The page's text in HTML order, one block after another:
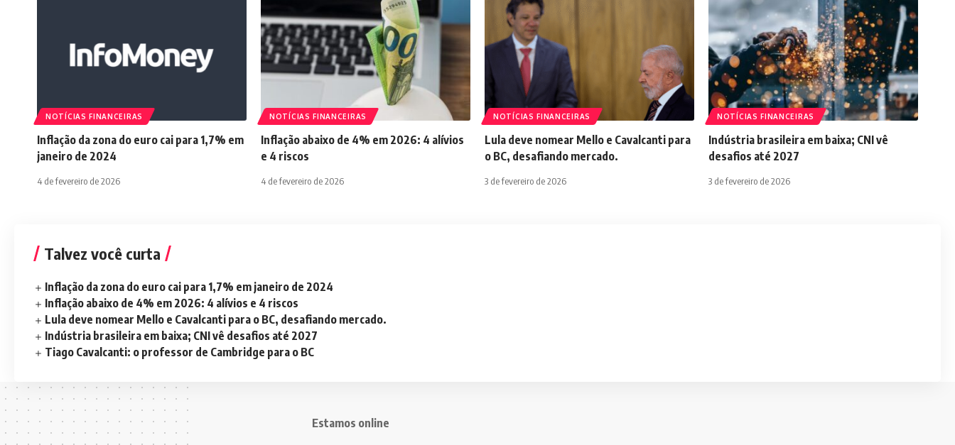
NOTÍCIAS FINANCEIRAS
Inflação da zona do euro cai para 1,7% em
janeiro de 2024
4 de fevereiro de 2026
NOTÍCIAS FINANCEIRAS
Inflação abaixo de 4% em 2026: 4 alívios
e 4 riscos
4 de fevereiro de 2026
NOTÍCIAS FINANCEIRAS
Lula deve nomear Mello e Cavalcanti para
o BC, desafiando mercado.
3 de fevereiro de 2026
NOTÍCIAS FINANCEIRAS
Indústria brasileira em baixa; CNI vê
desafios até 2027
3 de fevereiro de 2026
Talvez você curta
Inflação da zona do euro cai para 1,7% em janeiro de 2024
Inflação abaixo de 4% em 2026: 4 alívios e 4 riscos
Lula deve nomear Mello e Cavalcanti para o BC, desafiando mercado.
Indústria brasileira em baixa; CNI vê desafios até 2027
Tiago Cavalcanti: o professor de Cambridge para o BC
Estamos online